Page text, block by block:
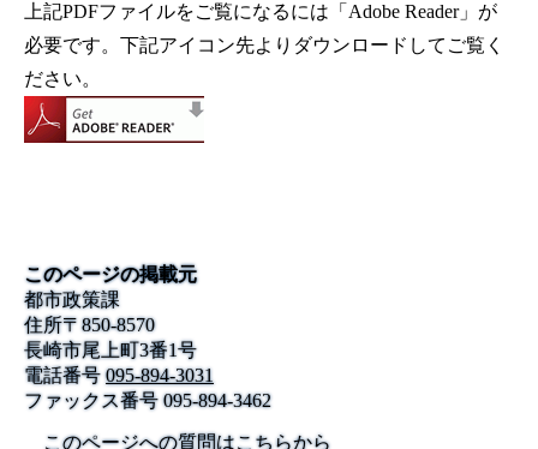
上記PDFファイルをご覧になるには「Adobe Reader」が
必要です。下記アイコン先よりダウンロードしてご覧く
ださい。
このページの掲載元
都市政策課
住所〒850-8570
長崎市尾上町3番1号
電話番号 095-894-3031
ファックス番号095-894-3462
このページへの質問はこちらから